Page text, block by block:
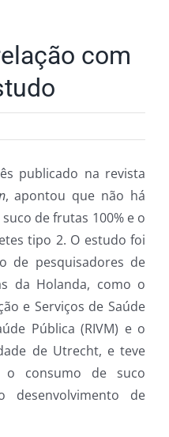
com
publicado na revista
, apontou que não há
de frutas 100% e o
tipo 2. O estudo foi
de pesquisadores de
da Holanda, como o
e Serviços de Saúde
Pública (RIVM) e o
de Utrecht, e teve
o consumo de suco
de